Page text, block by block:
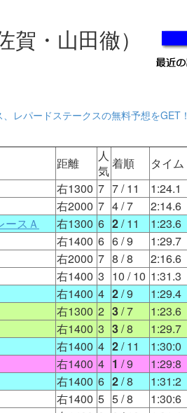
賀・山田徹）
レパードステークスの無料予想をGET！
距離
人
気着順 タイム
右1300 7 7/ 11 1:24.1
右2000 7 4/ 7 2:14.6
スＡ 右1300 6 2/ 11 1:23.6
右1400 6 6/ 9 1:29.7
右2000 7 8 / 8 2:16.6
右1400 3 10 / 10 1:31.3
右1400 4 2/ 9 1:29.4
右1300 2 3/ 7 1:23.6
右1400 3 3/ 8 1:29.7
右1400 4 2/ 11 1:30:0
右1400 4 1 / 9 1:29:8
右1400 6 2/ 8 1:31:2
右1400 5 5/ 8 1:30:6